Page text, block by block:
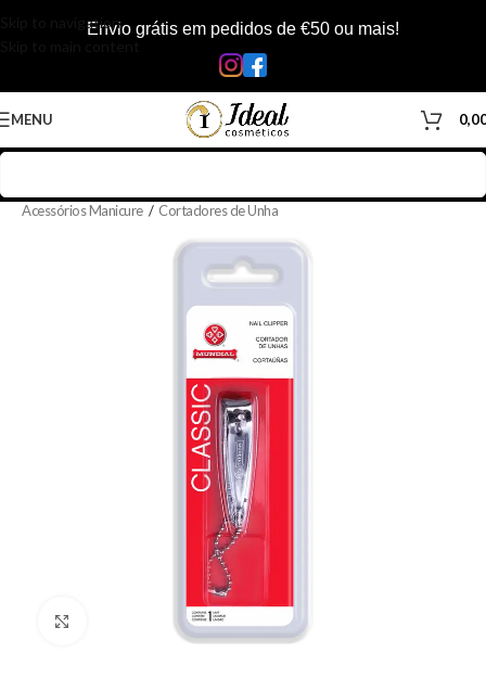
Skip to navigationEnvio grátis em pedidos de €50 ou mais!
MENU
Acessórios Manicure / Cortadores de Unha
Clique para ampliar